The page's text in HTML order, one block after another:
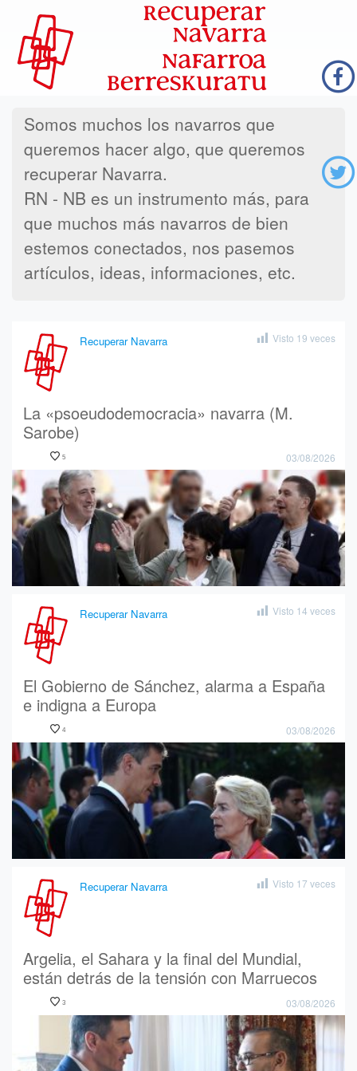
Somos muchos los navarros que
queremos hacer algo, que queremos
recuperar Navarra.
RN - NB es un instrumento más, para
que muchos más navarros de bien
estemos conectados, nos pasemos
artículos, ideas, informaciones, etc.
Recuperar Navarra Visto 19 veces
La «psoeudodemocracia» navarra (M.
Sarobe)
5 03/08/2026
Recuperar Navarra Visto 14 veces
El Gobierno de Sánchez, alarma a España
e indigna a Europa
4 03/08/2026
Recuperar Navarra Visto 17 veces
Argelia, el Sahara y la final del Mundial,
están detrás de la tensión con Marruecos
3 03/08/2026